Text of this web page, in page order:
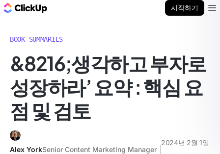
시작하기
BOOK SUMMARIES
&8216;생각하고 부자로
성장하라’ 요약 : 핵심 요
점 및 검토
Alex YorkSenior Content Marketing Manager
2024년 2월 1일